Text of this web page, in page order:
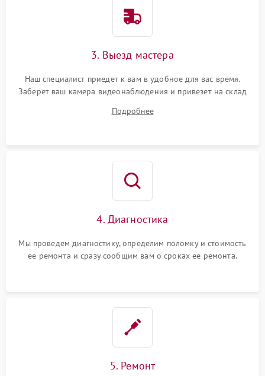
3. Выезд мастера
Наш специалист приедет к вам в удобное для вас время.
Заберет ваш камера видеонаблюдения и привезет на склад
Подробнее
4. Диагностика
Мы проведем диагностику, определим поломку и стоимость
ее ремонта и сразу сообщим вам о сроках ее ремонта.
5. Ремонт